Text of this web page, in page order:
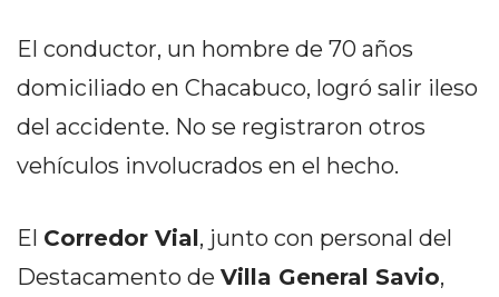
VENTA POR WHATSAPP
CÓMO RECIBIR PEDIDOS
WHATSAPP: LA GUÍA
El conductor, un hombre de 70 años
domiciliado en Chacabuco, logró salir ileso
del accidente. No se registraron otros
vehículos involucrados en el hecho.
El Corredor Vial, junto con personal del
Destacamento de Villa General Savio,